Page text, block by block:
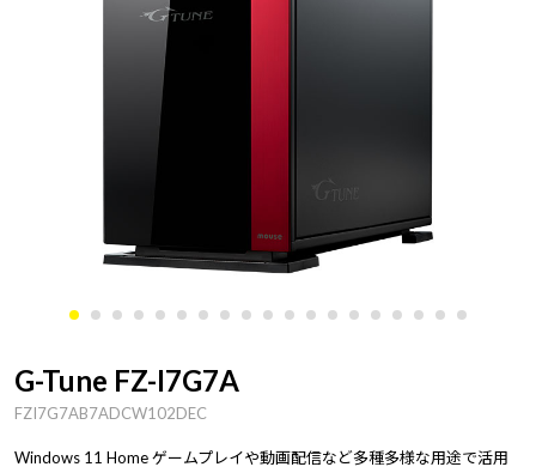
G-Tune FZ-I7G7A
FZI7G7AB7ADCW102DEC
Windows 11 Home ゲームプレイや動画配信など多種多様な用途で活用